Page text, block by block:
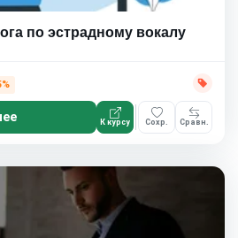
по эстрадному вокалу
К курсу Сохр. Сравн.